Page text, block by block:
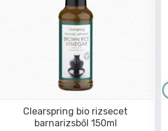
Clearspring bio rizsecet
barnarizsből 150ml